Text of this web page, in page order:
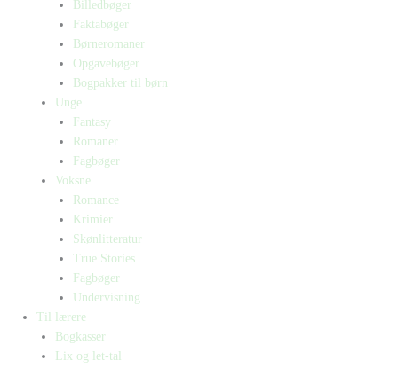
Billedbøger
Faktabøger
Børneromaner
Opgavebøger
Bogpakker til børn
Unge
Fantasy
Romaner
Fagbøger
Voksne
Romance
Krimier
Skønlitteratur
True Stories
Fagbøger
Undervisning
Til lærere
Bogkasser
Lix og let-tal